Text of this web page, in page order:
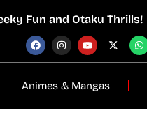
Fun and Otaku Thrills!
Animes & Mangas